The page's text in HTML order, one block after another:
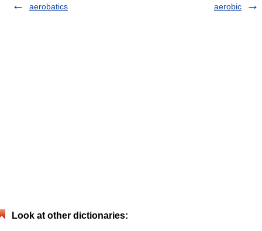
aerobatics
aerobic
Look at other dictionaries: